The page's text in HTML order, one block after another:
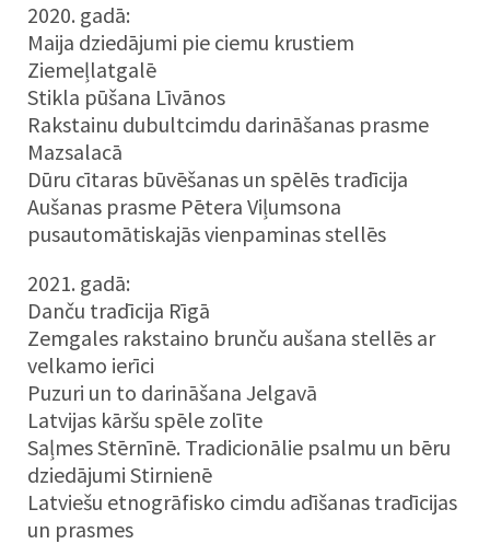
2020. gadā:
Maija dziedājumi pie ciemu krustiem
Ziemeļlatgalē
Stikla pūšana Līvānos
Rakstainu dubultcimdu darināšanas prasme
Mazsalacā
Dūru cītaras būvēšanas un spēlēs tradīcija
Aušanas prasme Pētera Viļumsona
pusautomātiskajās vienpaminas stellēs
2021. gadā:
Danču tradīcija Rīgā
Zemgales rakstaino brunču aušana stellēs ar
velkamo ierīci
Puzuri un to darināšana Jelgavā
Latvijas kāršu spēle zolīte
Saļmes Stērnīnē. Tradicionālie psalmu un bēru
dziedājumi Stirnienē
Latviešu etnogrāfisko cimdu adīšanas tradīcijas
un prasmes